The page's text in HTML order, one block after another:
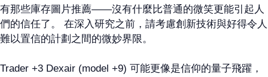
有那些庫存圖片推薦——沒有什麼比普通的微笑更能引起人
們的信任了。 在深入研究之前，請考慮創新技術與好得令人
難以置信的計劃之間的微妙界限。
Trader +3 Dexair (model +9) 可能更像是信仰的量子飛躍，